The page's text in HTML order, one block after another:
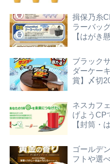
揖保乃糸
ラーバッ
【はがき
ブラック
ダーケー
賞】〆切
ネスカフ
げようCP
【封筒・
ゴールデ
フトや選